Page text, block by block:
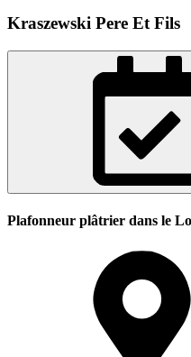
Kraszewski Pere Et Fils
Plafonneur plâtrier dans le